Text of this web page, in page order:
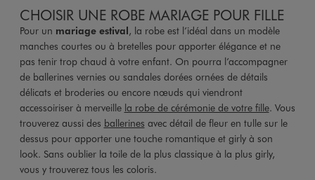
CHOISIR UNE ROBE MARIAGE POUR FILLE
Pour un mariage estival, la robe est l’idéal dans un modèle
manches courtes ou à bretelles pour apporter élégance et ne
pas tenir trop chaud à votre enfant. On pourra l’accompagner
de ballerines vernies ou sandales dorées ornées de détails
délicats et broderies ou encore nœuds qui viendront
accessoiriser à merveille la robe de cérémonie de votre fille. Vous
trouverez aussi des ballerines avec détail de fleur en tulle sur le
dessus pour apporter une touche romantique et girly à son
look. Sans oublier la toile de la plus classique à la plus girly,
vous y trouverez tous les coloris.